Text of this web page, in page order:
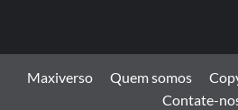
Maxiverso Quem somos
Contate-